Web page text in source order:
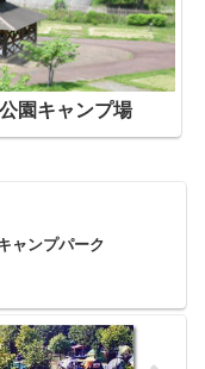
園キャンプ場
ャンプパーク